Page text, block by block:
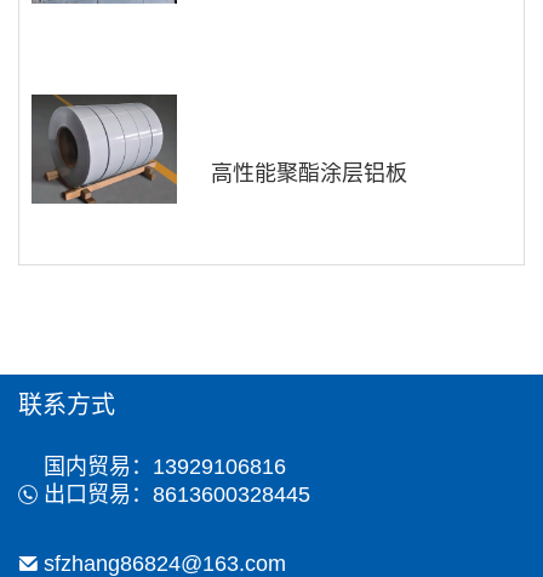
高性能聚酯涂层铝板
联系方式
国内贸易：13929106816
出口贸易：8613600328445
sfzhang86824@163.com